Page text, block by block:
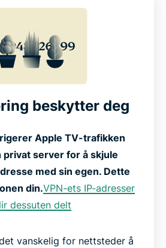
beskytter deg
Apple TV-trafikken
privat server for å skjule
med sin egen. Dette
din.VPN-ets IP-adresser
dessuten delt
vanskelig for nettsteder å